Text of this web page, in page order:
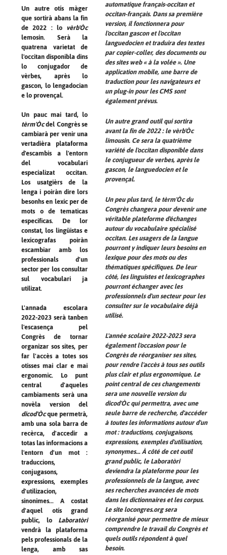
Un autre otís màger
que sortirà abans la fin
de 2022 : lo vèrb'Òc
lemosin. Serà la
quatrena varietat de
l'occitan disponibla dins
lo conjugador de
vèrbes, après lo
gascon, lo lengadocian
e lo provençal.
Un pauc mai tard, lo
tèrm'Òcdel Congrès se
cambiarà per venir una
vertadièra plataforma
d'escambis a l'entorn
del vocabulari
especializat occitan.
Los usatgièrs de la
lenga i poiràn dire lors
besonhs en lexic per de
mots o de tematicas
especificas. De lor
constat, los lingüistas e
lexicografas poiràn
escambiar amb los
professionals d'un
sector per los consultar
sul vocabulari ja
utilizat.
L'annada escolara
2022-2023 serà tanben
l'escasença pel
Congrès de tornar
organizar sos sites, per
far l'accès a totes sos
otisses mai clar e mai
ergonomic. Lo punt
central d'aqueles
cambiaments serà una
novèla version del
dicod'Òcque permetrà,
amb una sola barra de
recèrca, d'accedir a
totas las informacions a
l'entorn d'un mot :
traduccions,
conjugasons,
expressions, exemples
d'utilizacion,
sinonimes... A costat
d'aquel otís grand
public, lo Laboratòri
vendrà la plataforma
pels professionals de la
lenga, amb sas
automatique français-occitan et
occitan-français. Dans sa première
version, il fonctionnera pour
l'occitan gascon et l'occitan
languedocien et traduira des textes
par copier-coller, des documents ou
des sites web « à la volée ». Une
application mobile, une barre de
traduction pour les navigateurs et
un plug-in pour les CMS sont
également prévus.
Un autre grand outil qui sortira
avant la fin de 2022 : le vèrb'Òc
limousin. Ce sera la quatrième
variété de l'occitan disponible dans
le conjugueur de verbes, après le
gascon, le languedocien et le
provençal.
Un peu plus tard, le tèrm'Òcdu
Congrès changera pour devenir une
véritable plateforme d'échanges
autour du vocabulaire spécialisé
occitan. Les usagers de la langue
pourront y indiquer leurs besoins en
lexique pour des mots ou des
thématiques spécifiques. De leur
côté, les linguistes et lexicographes
pourront échanger avec les
professionnels d'un secteur pour les
consulter sur le vocabulaire déjà
utilisé.
L'année scolaire 2022-2023 sera
également l'occasion pour le
Congrès de réorganiser ses sites,
pour rendre l'accès à tous ses outils
plus clair et plus ergonomique. Le
point central de ces changements
sera une nouvelle version du
dicod'Òcqui permettra, avec une
seule barre de recherche, d'accéder
à toutes les informations autour d'un
mot : traductions, conjugaisons,
expressions, exemples d'utilisation,
synonymes... À côté de cet outil
grand public, le Laboratòri
deviendra la plateforme pour les
professionnels de la langue, avec
ses recherches avancées de mots
dans les dictionnaires et les corpus.
Le site locongres.org sera
réorganisé pour permettre de mieux
comprendre le travail du Congrès et
quels outils répondent à quel
besoin.